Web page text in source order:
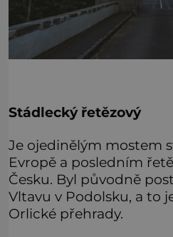
Stádlecký řetězový
Je ojedinělým mostem
Evropě a posledním
Česku. Byl původně
Vltavu v Podolsku, a to
Orlické přehrady.